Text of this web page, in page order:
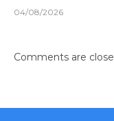
04/08/2026
Comments are